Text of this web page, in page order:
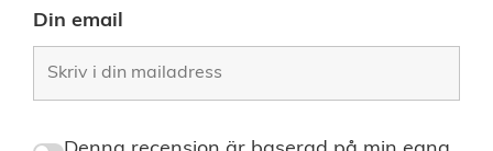
Din email